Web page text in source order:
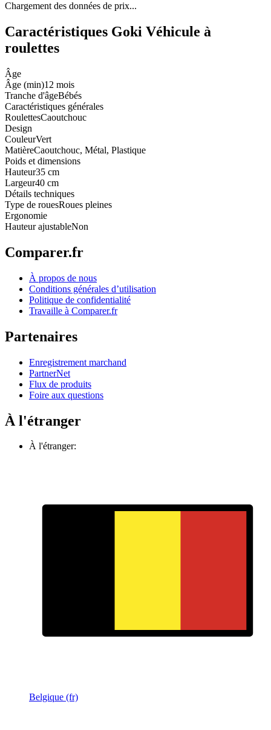
Chargement des données de prix...
Caractéristiques Goki Véhicule à
roulettes
Âge
Âge (min)12 mois
Tranche d'âgeBébés
Caractéristiques générales
RoulettesCaoutchouc
Design
CouleurVert
MatièreCaoutchouc, Métal, Plastique
Poids et dimensions
Hauteur35 cm
Largeur40 cm
Détails techniques
Type de rouesRoues pleines
Ergonomie
Hauteur ajustableNon
Comparer.fr
À propos de nous
Conditions générales d’utilisation
Politique de confidentialité
Travaille à Comparer.fr
Partenaires
Enregistrement marchand
PartnerNet
Flux de produits
Foire aux questions
À l'étranger
À l'étranger:
Belgique (fr)